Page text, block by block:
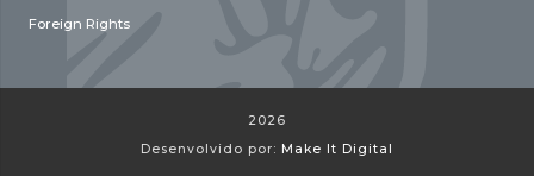
Foreign Rights
2026
Desenvolvido por: Make It Digital